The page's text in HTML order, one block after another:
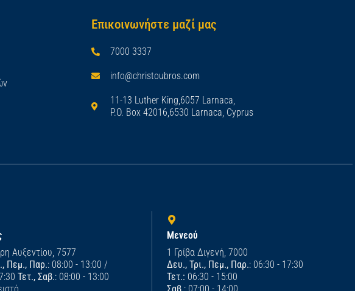
Επικοινωνήστε μαζί μας
7000 3337
info@christoubros.com
11-13 Luther King,6057 Larnaca,
P.O. Box 42016,6530 Larnaca, Cyprus
Αυξεντίου, 7577
Πεμ., Παρ.: 08:00 - 13:00 /
Τετ., Σαβ.: 08:00 - 13:00
Μενεού
1 Γρίβα Διγενή, 7000
Δευ., Τρι., Πεμ., Παρ.: 06:30 - 17:30
Τετ.: 06:30 - 15:00
Σαβ. : 07:00 - 14:00